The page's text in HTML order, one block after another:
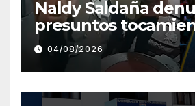
Naldy Saldaña
presuntos
indebidos a
de La Bella Luz
04/08/2026